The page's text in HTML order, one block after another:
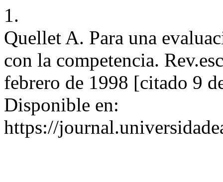
1.
Quellet A. Para una
con la competencia.
febrero de 1998 [citado 9
Disponible en:
https://